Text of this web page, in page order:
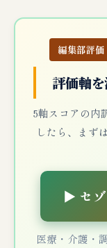
編集部評
評価軸
5軸スコアの内
したら、まず
▶ セゾ
医療・介護・